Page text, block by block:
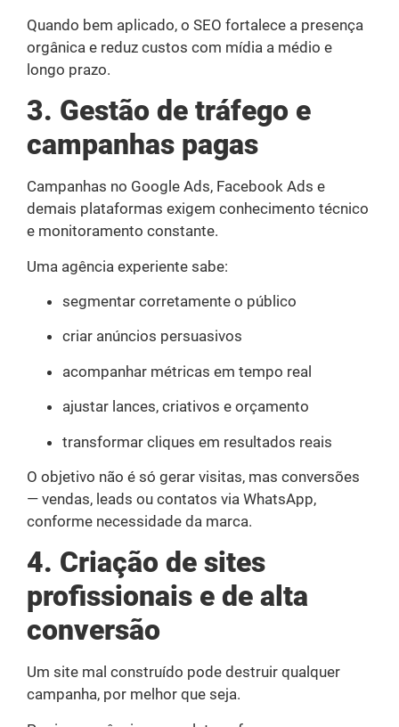
Quando bem aplicado, o SEO fortalece a presença
orgânica e reduz custos com mídia a médio e
longo prazo.
3. Gestão de tráfego e
campanhas pagas
Campanhas no Google Ads, Facebook Ads e
demais plataformas exigem conhecimento técnico
e monitoramento constante.
Uma agência experiente sabe:
segmentar corretamente o público
criar anúncios persuasivos
acompanhar métricas em tempo real
ajustar lances, criativos e orçamento
transformar cliques em resultados reais
O objetivo não é só gerar visitas, mas conversões
— vendas, leads ou contatos via WhatsApp,
conforme necessidade da marca.
4. Criação de sites
profissionais e de alta
conversão
Um site mal construído pode destruir qualquer
campanha, por melhor que seja.